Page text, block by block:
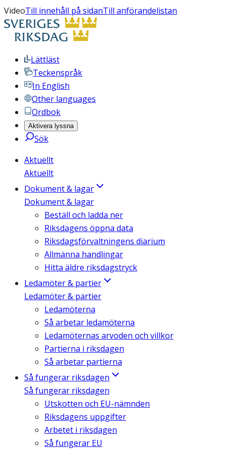
VideoTill innehåll på sidanTill anförandelistan
Lättläst
Teckenspråk
In English
Other languages
Ordbok
Aktivera lyssna
Sök
Aktuellt
Aktuellt
Dokument & lagar
Dokument & lagar
Beställ och ladda ner
Riksdagens öppna data
Riksdagsförvaltningens diarium
Allmänna handlingar
Hitta äldre riksdagstryck
Ledamöter & partier
Ledamöter & partier
Ledamöterna
Så arbetar ledamöterna
Ledamöternas arvoden och villkor
Partierna i riksdagen
Så arbetar partierna
Så fungerar riksdagen
Så fungerar riksdagen
Utskotten och EU-nämnden
Riksdagens uppgifter
Arbetet i riksdagen
Så fungerar EU